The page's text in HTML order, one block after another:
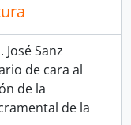
Sanz
de cara al
de la
de la